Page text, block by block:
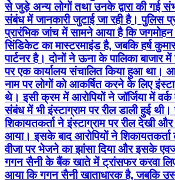
से जुड़े अन्य लोगों तथा उनके द्वारा की गई
संबंध में जानकारी जुटाई जा रही है। पुलिस
प्रारंभिक जांच में सामने आया है कि जगमोहन
सिंडिकेट का मास्टरमाइंड है, जबकि हर्ष
पार्टनर है। दोनों ने ऊना के पालिका बाजार
पर एक कार्यालय संचालित किया हुआ था।
नाम पर लोगों को आकर्षित करने के लिए
थे। इसी क्रम में आरोपियों ने जॉर्जिया में
संबंध में भी इंस्टाग्राम पर रील डाली हुई थी।
शिकायतकर्ता ने इंस्टाग्राम पर रील देखी
आया। इसके बाद आरोपियों ने शिकायतकर्ता
वीजा पर भेजने का झांसा दिया और इसके
गगन सैनी के बैंक खाते में ट्रांसफर करवा
आया कि गगन सैनी खाताधारक है, जबकि